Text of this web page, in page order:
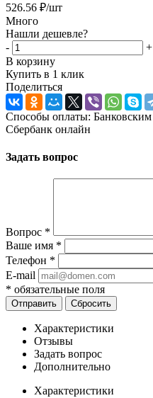
526.56 ₽/шт
Много
Нашли дешевле?
-
+
В корзину
Купить в 1 клик
Поделиться
Способы оплаты:
Сбербанк онлайн
Задать вопрос
Вопрос *
Ваше имя *
Телефон *
E-mail
* обязательные поля
Отправить Сбросить
Характеристики
Отзывы
Задать вопрос
Дополнительно
Характеристики